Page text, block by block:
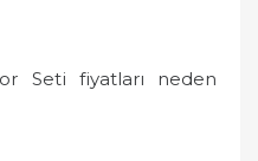
Seti fiyatları neden